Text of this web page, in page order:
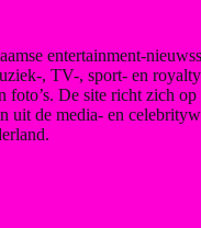
entertainment-
, TV-, sport- en
foto’s. De site richt zich op
uit de media- en